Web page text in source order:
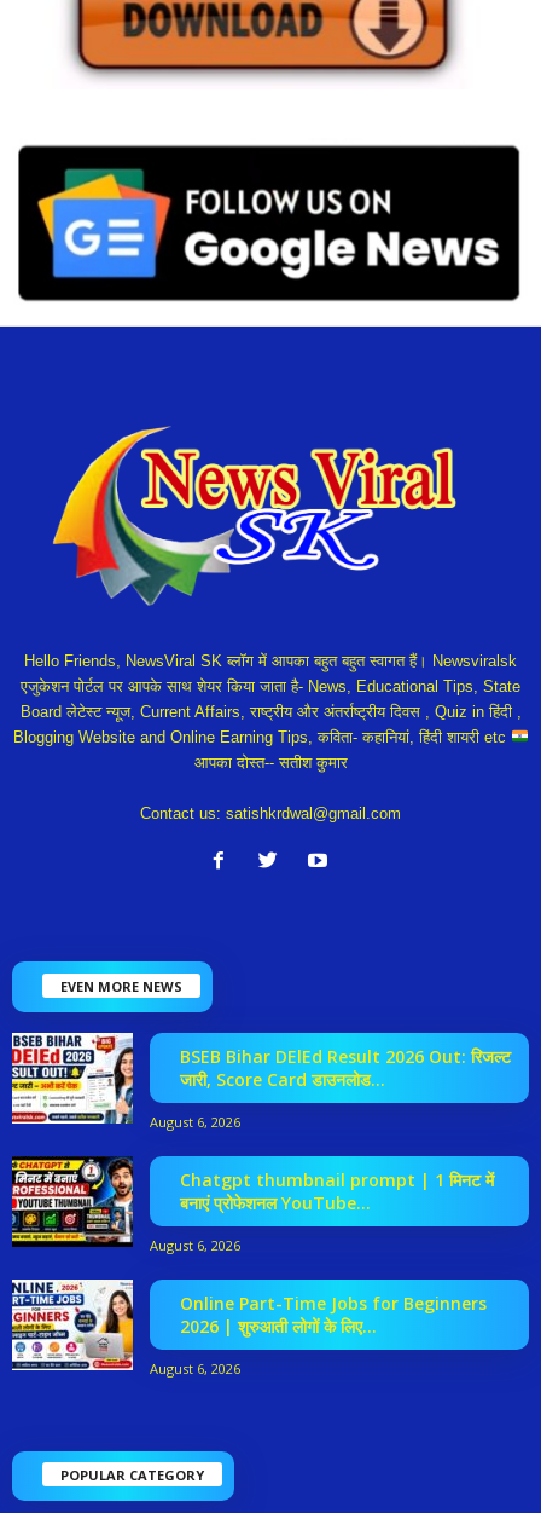
Hello Friends, NewsViral SK ब्लॉग में आपका बहुत बहुत स्वागत हैं। Newsviralsk
एजुकेशन पोर्टल पर आपके साथ शेयर किया जाता है- News, Educational Tips, State
Board लेटेस्ट न्यूज, Current Affairs, राष्ट्रीय और अंतर्राष्ट्रीय दिवस , Quiz in हिंदी ,
Blogging Website and Online Earning Tips, कविता- कहानियां, हिंदी शायरी etc
आपका दोस्त-- सतीश कुमार
Contact us: satishkrdwal@gmail.com
EVEN MORE NEWS
BSEB Bihar DElEd Result 2026 Out: रिजल्ट
जारी, Score Card डाउनलोड...
August 6, 2026
Chatgpt thumbnail prompt | 1 मिनट में
बनाएं प्रोफेशनल YouTube...
August 6, 2026
Online Part-Time Jobs for Beginners
2026 | शुरुआती लोगों के लिए...
August 6, 2026
POPULAR CATEGORY